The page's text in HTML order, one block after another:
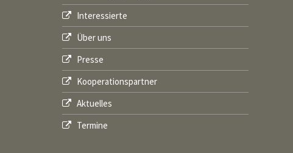
Interessierte
Über uns
Presse
Kooperationspartner
Aktuelles
Termine